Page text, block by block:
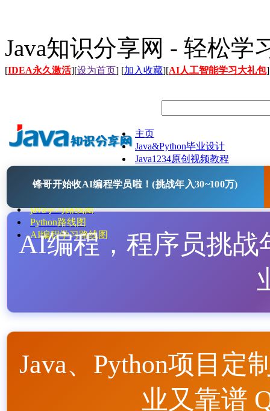
Java知识分享网 - 轻松学
[IDEA永久激活][设为首页] [加入收藏][AI人工智能学习大礼包]
主页
Java&Python毕业设计
Java1234原创视频教程
Java开源项目
java学习路线图
Python路线图
AI编程学习路线图
锋哥开始收AI编程学员啦！(挑战年入30~100万)
AI编程，程序员挑战
Java、Python项目定
业又靠谱